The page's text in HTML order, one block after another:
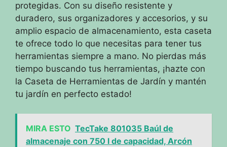
protegidas. Con su diseño resistente y
duradero, sus organizadores y accesorios, y su
amplio espacio de almacenamiento, esta caseta
te ofrece todo lo que necesitas para tener tus
herramientas siempre a mano. No pierdas más
tiempo buscando tus herramientas, ¡hazte con
la Caseta de Herramientas de Jardín y mantén
tu jardín en perfecto estado!
MIRA ESTO TecTake 801035 Baúl de
almacenaje con 750 l de capacidad, Arcón